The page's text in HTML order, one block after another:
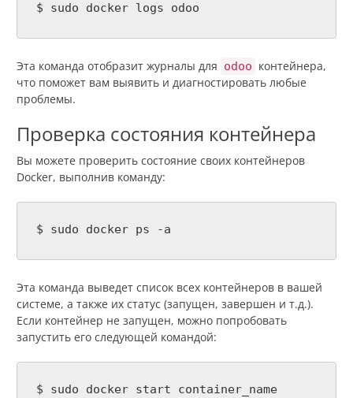
$ sudo docker logs odoo
Эта команда отобразит журналы для odoo контейнера,
что поможет вам выявить и диагностировать любые
проблемы.
Проверка состояния контейнера
Вы можете проверить состояние своих контейнеров
Docker, выполнив команду:
$ sudo docker ps -a
Эта команда выведет список всех контейнеров в вашей
системе, а также их статус (запущен, завершен и т.д.).
Если контейнер не запущен, можно попробовать
запустить его следующей командой:
$ sudo docker start container_name